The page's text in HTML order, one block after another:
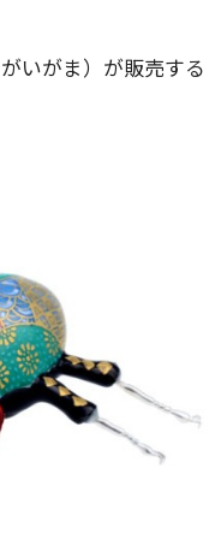
いがま）が販売する